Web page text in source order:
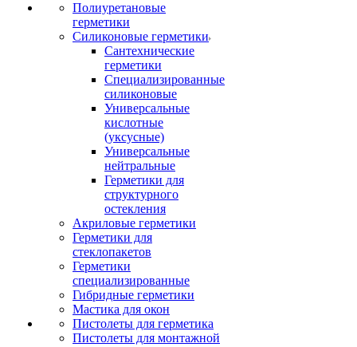
Полиуретановые
герметики
Силиконовые герметики
Сантехнические
герметики
Специализированные
силиконовые
Универсальные
кислотные
(уксусные)
Универсальные
нейтральные
Герметики для
структурного
остекления
Акриловые герметики
Герметики для
стеклопакетов
Герметики
специализированные
Гибридные герметики
Мастика для окон
Пистолеты для герметика
Пистолеты для монтажной